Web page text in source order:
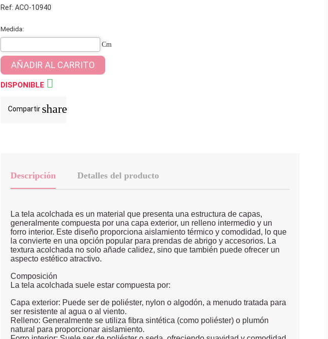
Ref: ACO-10940
Medida:
Cm
AÑADIR AL CARRITO
DISPONIBLE 
Compartir share
Descripción Detalles del producto
La tela acolchada es un material que presenta una estructura de capas,
generalmente compuesta por una capa exterior, un relleno intermedio y un
forro interior. Este diseño proporciona aislamiento térmico y comodidad, lo que
la convierte en una opción popular para prendas de abrigo y accesorios. La
textura acolchada no solo añade calidez, sino que también puede ofrecer un
aspecto estético atractivo.
Composición
La tela acolchada suele estar compuesta por:
Capa exterior: Puede ser de poliéster, nylon o algodón, a menudo tratada para
ser resistente al agua o al viento.
Relleno: Generalmente se utiliza fibra sintética (como poliéster) o plumón
natural para proporcionar aislamiento.